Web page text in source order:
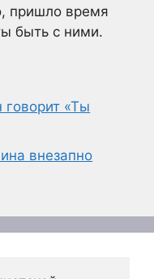
пришло время
быть с ними.
говорит «Ты
внезапно